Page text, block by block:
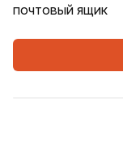
почтовый ящик